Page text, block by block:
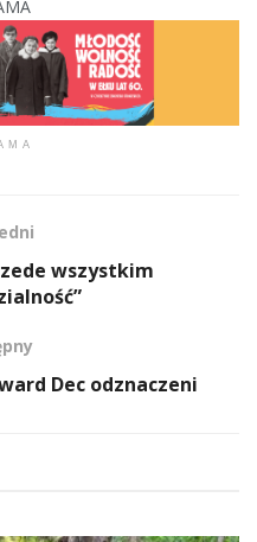
wszystkim
Dec odznaczeni